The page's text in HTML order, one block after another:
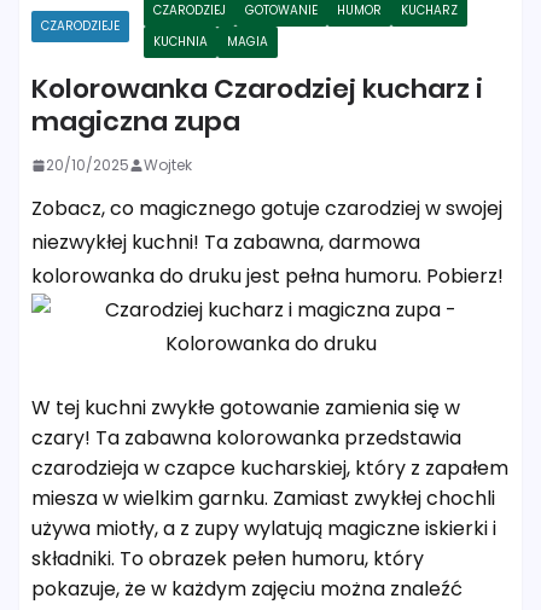
CZARODZIEJE
CZARODZIEJ GOTOWANIE HUMOR
KUCHARZ
KUCHNIA
MAGIA
Kolorowanka Czarodziej kucharz i
magiczna zupa
20/10/2025 Wojtek
Zobacz, co magicznego gotuje czarodziej w swojej
niezwykłej kuchni! Ta zabawna, darmowa
kolorowanka do druku jest pełna humoru. Pobierz!
W tej kuchni zwykłe gotowanie zamienia się w
czary! Ta zabawna kolorowanka przedstawia
czarodzieja w czapce kucharskiej, który z zapałem
miesza w wielkim garnku. Zamiast zwykłej chochli
używa miotły, a z zupy wylatują magiczne iskierki i
składniki. To obrazek pełen humoru, który
pokazuje, że w każdym zajęciu można znaleźć